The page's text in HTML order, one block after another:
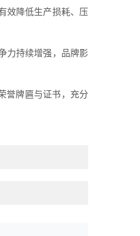
效降低生产损耗、压
力持续增强，品牌影
誉牌匾与证书，充分